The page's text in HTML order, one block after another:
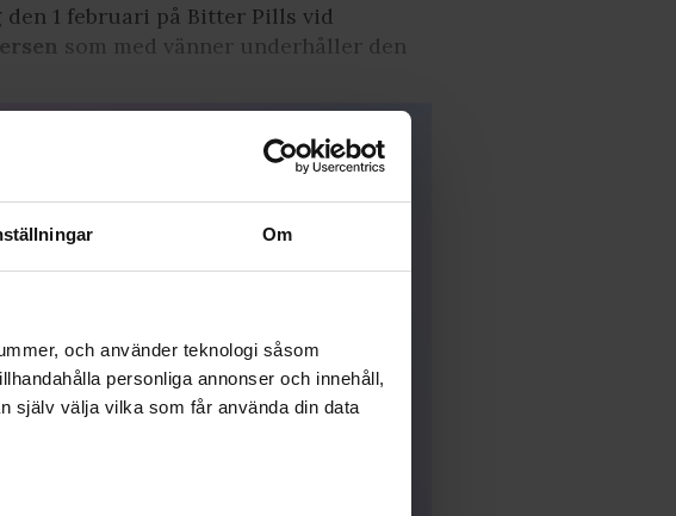
Om
och använder teknologi såsom
personliga annonser och innehåll,
själv välja vilka som får använda din data
1 februari på Bitter Pills vid
som med vänner underhåller den
artikeln, och
behöver
gratis och
HELA ARTIKELN